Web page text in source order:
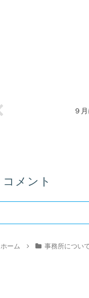
９
コメント
ホーム 事務所につい